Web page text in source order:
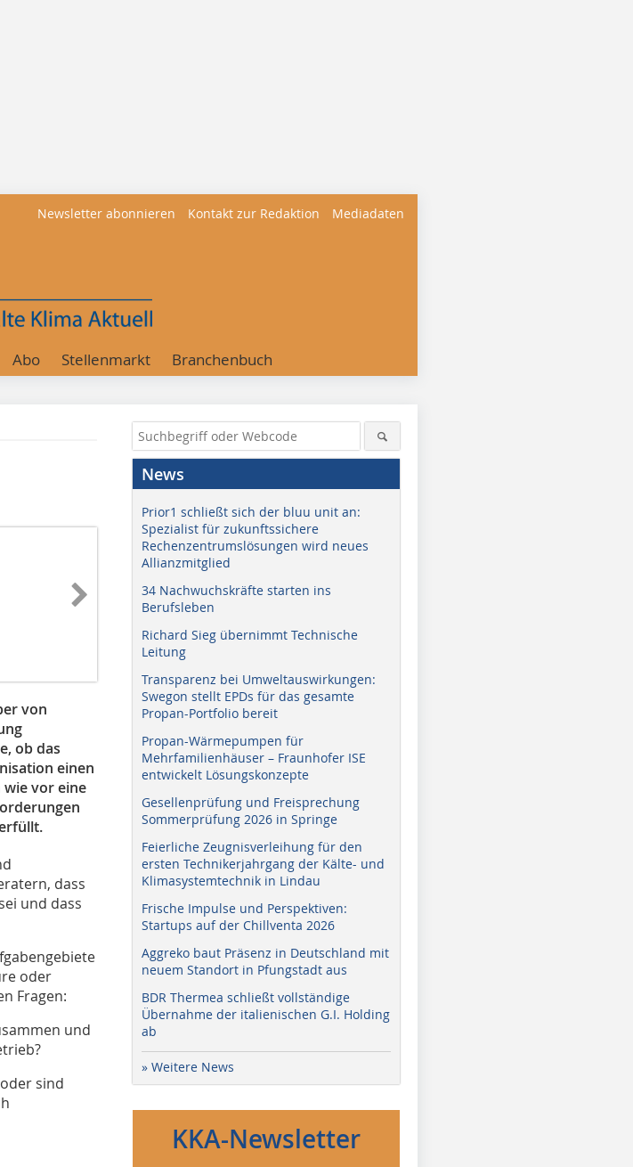
Newsletter abonnieren Kontakt zur Redaktion Mediadaten
Abo Stellenmarkt Branchenbuch
von
ob das
einen
vor eine
dass
und dass
oder
Fragen:
und
sind
News
Prior1 schließt sich der bluu unit an:
Spezialist für zukunftssichere
Rechenzentrumslösungen wird neues
Allianzmitglied
34 Nachwuchskräfte starten ins
Berufsleben
Richard Sieg übernimmt Technische
Leitung
Transparenz bei Umweltauswirkungen:
Swegon stellt EPDs für das gesamte
Propan-Portfolio bereit
Propan-Wärmepumpen für
Mehrfamilienhäuser – Fraunhofer ISE
entwickelt Lösungskonzepte
Gesellenprüfung und Freisprechung
Sommerprüfung 2026 in Springe
Feierliche Zeugnisverleihung für den
ersten Technikerjahrgang der Kälte- und
Klimasystemtechnik in Lindau
Frische Impulse und Perspektiven:
Startups auf der Chillventa 2026
Aggreko baut Präsenz in Deutschland mit
neuem Standort in Pfungstadt aus
BDR Thermea schließt vollständige
Übernahme der italienischen G.I. Holding
ab
» Weitere News
KKA-Newsletter